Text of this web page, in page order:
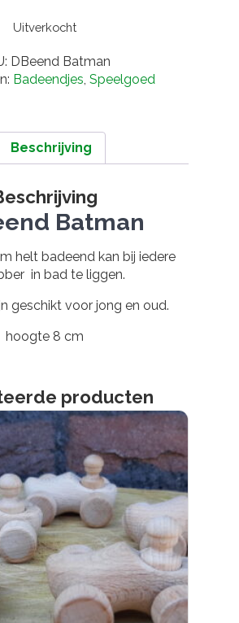
Uitverkocht
DBeend Batman
Badeendjes Speelgoed
Beschrijving
Batman
helt badeend kan bij iedere
in bad te liggen.
geschikt voor jong en oud.
hoogte 8 cm
producten